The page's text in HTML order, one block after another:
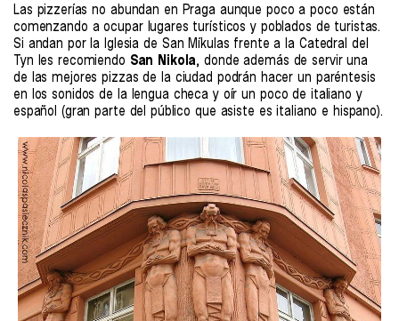
Las pizzerías no abundan en Praga aunque poco a poco están
comenzando a ocupar lugares turísticos y poblados de turistas.
Si andan por la Iglesia de San Míkulas frente a la Catedral del
Tyn les recomiendo San Nikola, donde además de servir una
de las mejores pizzas de la ciudad podrán hacer un paréntesis
en los sonidos de la lengua checa y oír un poco de italiano y
español (gran parte del público que asiste es italiano e hispano).